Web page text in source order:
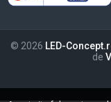
© 2026 LED-
de